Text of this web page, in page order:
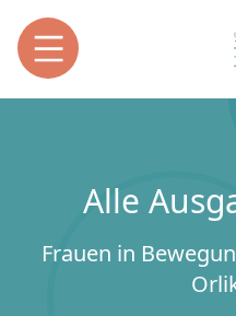
Alle
Frauen in